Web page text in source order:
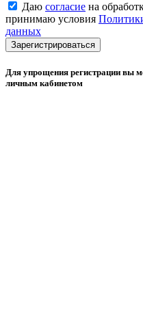
Даю согласие на
принимаю условия
данных
Зарегистрироваться
Для упрощения регистрации вы
личным кабинетом